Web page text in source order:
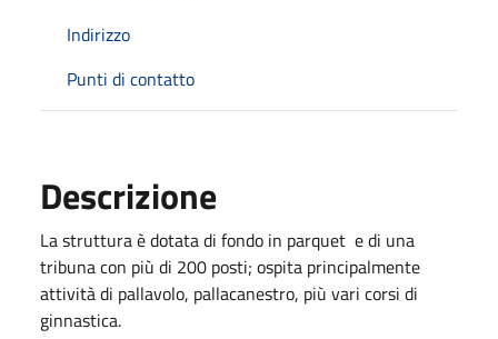
Indirizzo
Punti di contatto
Descrizione
La struttura è dotata di fondo in parquet e di una
tribuna con più di 200 posti; ospita principalmente
attività di pallavolo, pallacanestro, più vari corsi di
ginnastica.